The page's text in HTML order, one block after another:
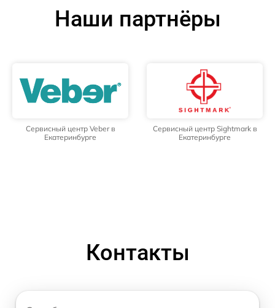
Наши партнёры
Сервисный центр Veber в
Екатеринбурге
Сервисный центр Sightmark в
Екатеринбурге
Контакты